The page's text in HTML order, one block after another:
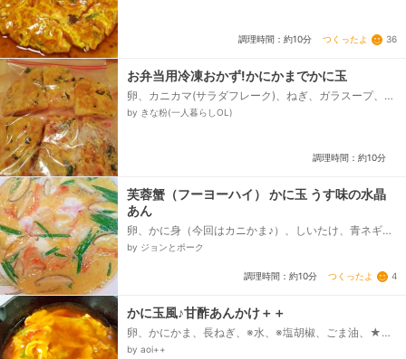
調理時間：約10分 つくったよ 36
お弁当用冷凍おかず!かにかまでかに玉
卵、カニカマ(サラダフレーク)、ねぎ、ガラスープ、ご
ま油
by きな粉(一人暮らしOL)
調理時間：約10分
芙蓉蟹（フーヨーハイ） かに玉 うす味の水晶
あん
卵、かに身（今回はカニかま♪）、しいたけ、青ネギ、
鶏スープ、砂糖、塩・しょうゆ、〈水晶あん〉、鶏ス
by ジョンとポーク
調理時間：約10分 つくったよ 4
かに玉風♪甘酢あんかけ＋＋
卵、かにかま、長ねぎ、※水、※塩胡椒、ごま油、★醤
油、★砂糖、★酢、★水、★鶏がらスープの素、★片
by aoi++